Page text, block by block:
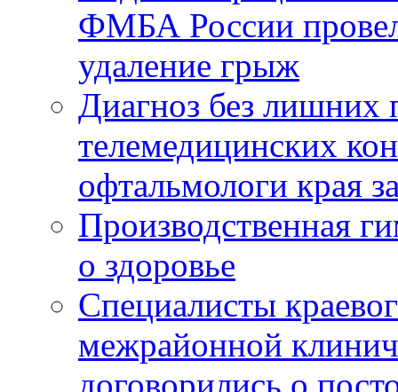
ФМБА России
удаление грыж
Диагноз без лишних
телемедицинских
офтальмологи края
Производственная
о здоровье
Специалисты
межрайонной